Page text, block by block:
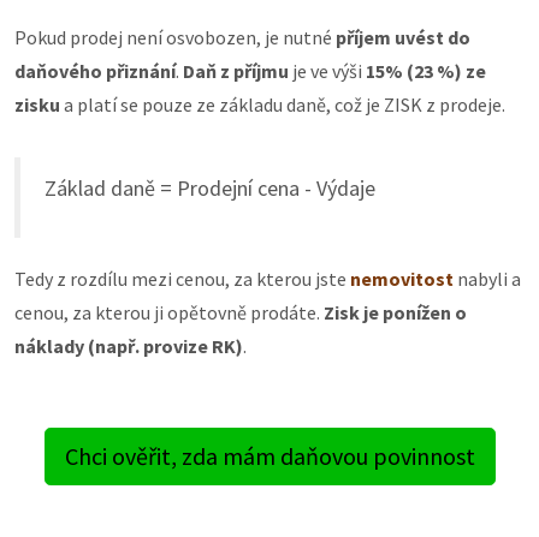
Pokud prodej není osvobozen, je nutné příjem uvést do
daňového přiznání. Daň z příjmu je ve výši 15% (23 %) ze
zisku a platí se pouze ze základu daně, což je ZISK z prodeje.
Základ daně = Prodejní cena - Výdaje
Tedy z rozdílu mezi cenou, za kterou jste nemovitost nabyli a
cenou, za kterou ji opětovně prodáte. Zisk je ponížen o
náklady (např. provize RK).
Chci ověřit, zda mám daňovou povinnost